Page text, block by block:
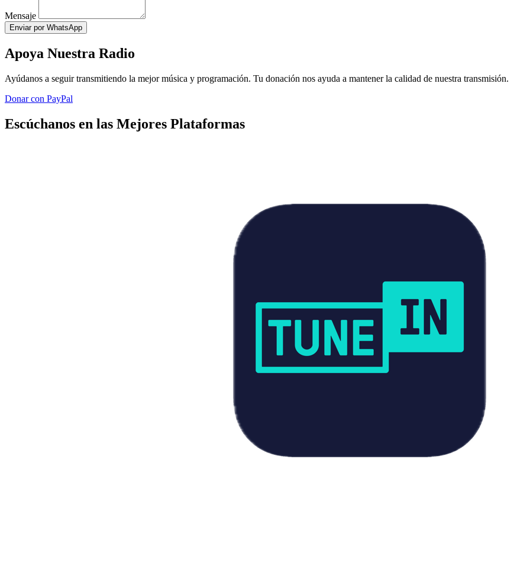
Mensaje
Enviar por WhatsApp
Apoya Nuestra Radio
Ayúdanos a seguir transmitiendo la mejor música y programación. Tu donación nos ayuda a mantener la calidad de nuestra transmisión.
Donar con PayPal
Escúchanos en las Mejores Plataformas